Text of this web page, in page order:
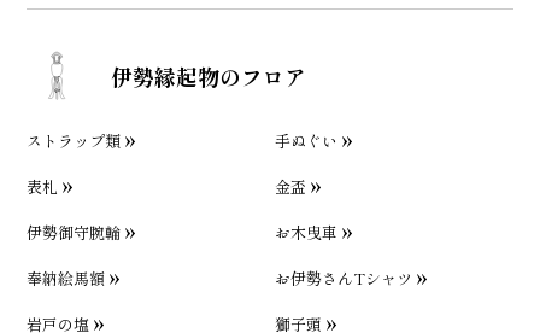
伊勢縁起物のフロア
ストラップ類
手ぬぐい
表札
金盃
伊勢御守腕輪
お木曳車
奉納絵馬額
お伊勢さんTシャツ
岩戸の塩
獅子頭